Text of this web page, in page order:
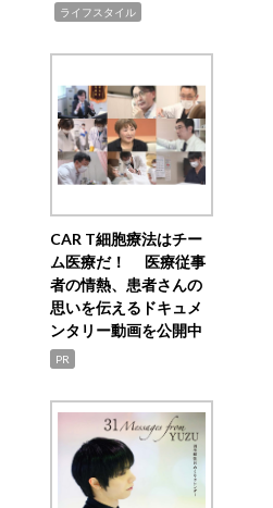
ライフスタイル
CAR T細胞療法はチー
ム医療だ！ 医療従事
者の情熱、患者さんの
思いを伝えるドキュメ
ンタリー動画を公開中
PR